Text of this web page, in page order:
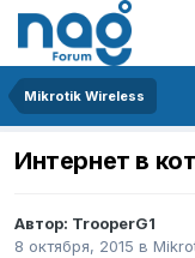
Mikrotik Wireless
Интернет в
Автор: TrooperG1
8 октября, 2015 в